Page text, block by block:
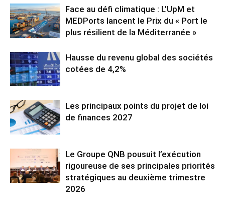
Face au défi climatique : L’UpM et
MEDPorts lancent le Prix du « Port le
plus résilient de la Méditerranée »
Hausse du revenu global des sociétés
cotées de 4,2%
Les principaux points du projet de loi
de finances 2027
Le Groupe QNB pousuit l’exécution
rigoureuse de ses principales priorités
stratégiques au deuxième trimestre
2026